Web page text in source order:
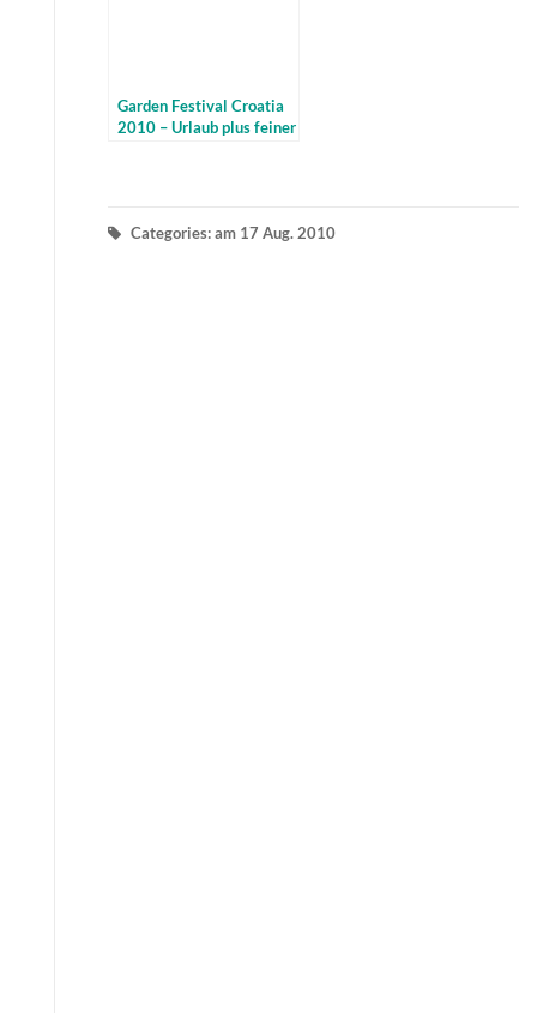
Garden Festival Croatia
2010 – Urlaub plus feiner
Categories: am 17 Aug. 2010